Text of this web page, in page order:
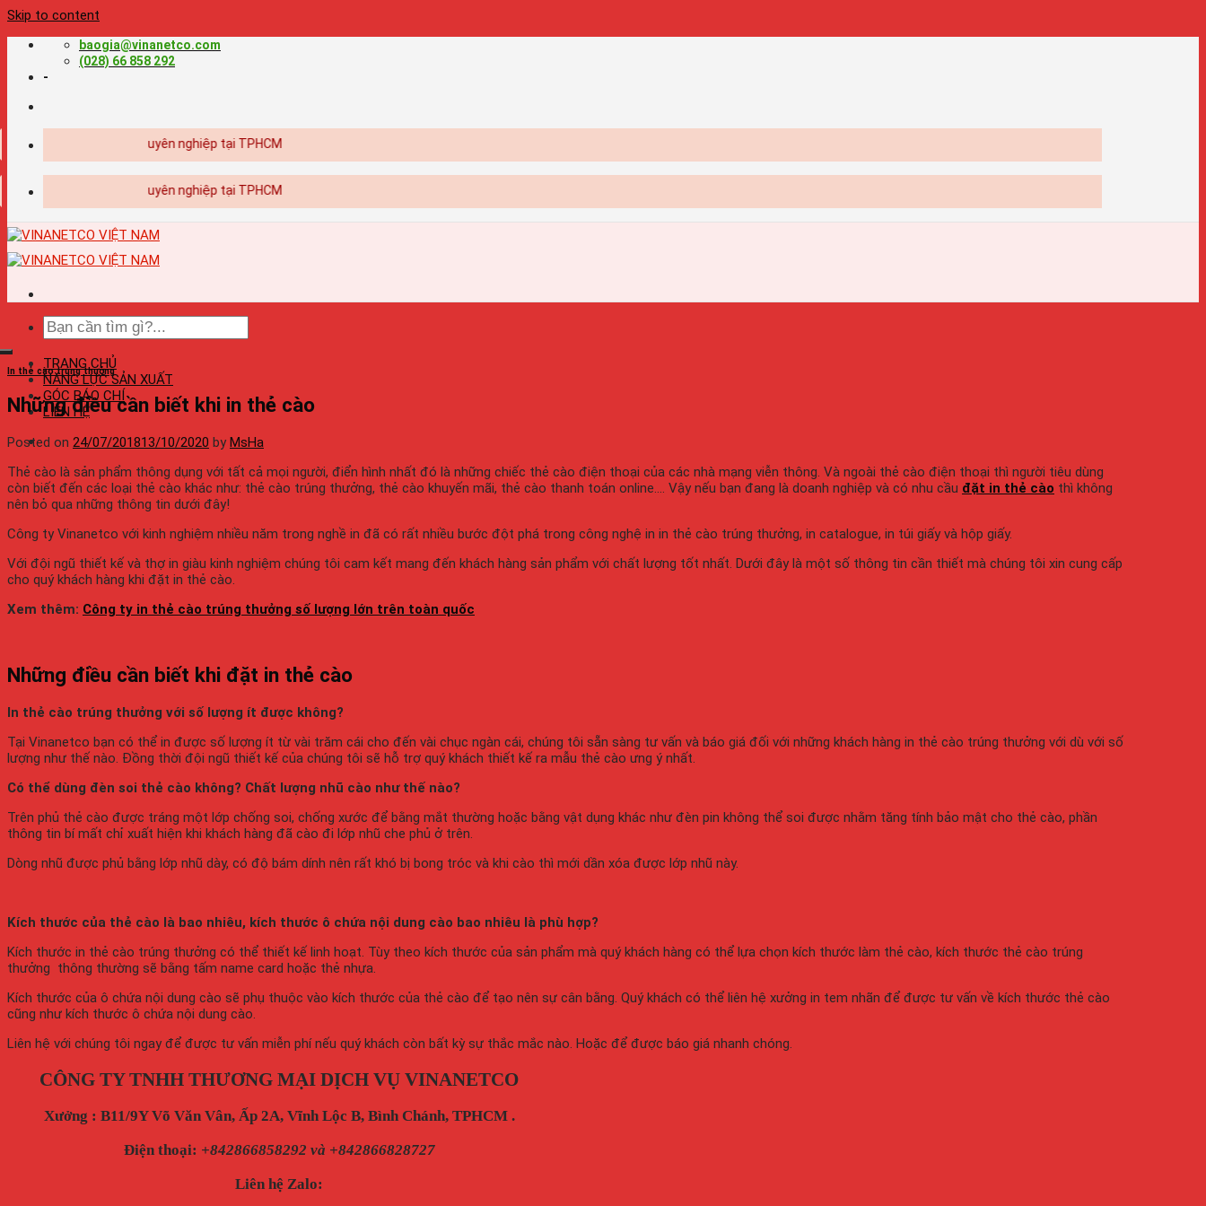
Skip to content
baogia@vinanetco.com
(028) 66 858 292
-
Thiết kế - in ấn chuyên nghiệp tại TPHCM
Thiết kế - in ấn chuyên nghiệp tại TPHCM
TRANG CHỦ
NĂNG LỰC SẢN XUẤT
GÓC BÁO CHÍ
LIÊN HỆ
In thẻ cào trúng thưởng
Những điều cần biết khi in thẻ cào
Posted on 24/07/201813/10/2020 byMsHa
Thẻ cào là sản phẩm thông dụng với tất cả mọi người, điển hình nhất đó là những chiếc thẻ cào điện thoại của các nhà mạng viễn thông. Và ngoài thẻ cào điện thoại thì người tiêu dùng
còn biết đến các loại thẻ cào khác như: thẻ cào trúng thưởng, thẻ cào khuyến mãi, thẻ cào thanh toán online…. Vậy nếu bạn đang là doanh nghiệp và có nhu cầu đặt in thẻ cào thì không
nên bỏ qua những thông tin dưới đây!
Công ty Vinanetco với kinh nghiệm nhiều năm trong nghề in đã có rất nhiều bước đột phá trong công nghệ in in thẻ cào trúng thưởng, in catalogue, in túi giấy và hộp giấy.
Với đội ngũ thiết kế và thợ in giàu kinh nghiệm chúng tôi cam kết mang đến khách hàng sản phẩm với chất lượng tốt nhất. Dưới đây là một số thông tin cần thiết mà chúng tôi xin cung cấp
cho quý khách hàng khi đặt in thẻ cào.
Xem thêm: Công ty in thẻ cào trúng thưởng số lượng lớn trên toàn quốc
Những điều cần biết khi đặt in thẻ cào
In thẻ cào trúng thưởng với số lượng ít được không?
Tại Vinanetco bạn có thể in được số lượng ít từ vài trăm cái cho đến vài chục ngàn cái, chúng tôi sẵn sàng tư vấn và báo giá đối với những khách hàng in thẻ cào trúng thưởng với dù với số
lượng như thế nào. Đồng thời đội ngũ thiết kế của chúng tôi sẽ hỗ trợ quý khách thiết kế ra mẫu thẻ cào ưng ý nhất.
Có thể dùng đèn soi thẻ cào không? Chất lượng nhũ cào như thế nào?
Trên phủ thẻ cào được tráng một lớp chống soi, chống xước để bằng mắt thường hoặc bằng vật dụng khác như đèn pin không thể soi được nhằm tăng tính bảo mật cho thẻ cào, phần
thông tin bí mất chỉ xuất hiện khi khách hàng đã cào đi lớp nhũ che phủ ở trên.
Dòng nhũ được phủ bằng lớp nhũ dày, có độ bám dính nên rất khó bị bong tróc và khi cào thì mới dần xóa được lớp nhũ này.
Kích thước của thẻ cào là bao nhiêu, kích thước ô chứa nội dung cào bao nhiêu là phù hợp?
Kích thước in thẻ cào trúng thưởng có thể thiết kế linh hoạt. Tùy theo kích thước của sản phẩm mà quý khách hàng có thể lựa chọn kích thước làm thẻ cào, kích thước thẻ cào trúng
thưởng thông thường sẽ bằng tấm name card hoặc thẻ nhựa.
Kích thước của ô chứa nội dung cào sẽ phụ thuộc vào kích thước của thẻ cào để tạo nên sự cân bằng. Quý khách có thể liên hệ xưởng in tem nhãn để được tư vấn về kích thước thẻ cào
cũng như kích thước ô chứa nội dung cào.
Liên hệ với chúng tôi ngay để được tư vấn miễn phí nếu quý khách còn bất kỳ sự thắc mắc nào. Hoặc để được báo giá nhanh chóng.
CÔNG TY TNHH THƯƠNG MẠI DỊCH VỤ VINANETCO
Xưởng : B11/9Y Võ Văn Vân, Ấp 2A, Vĩnh Lộc B, Bình Chánh, TPHCM .
Điện thoại: +842866858292 và +842866828727
Liên hệ Zalo: